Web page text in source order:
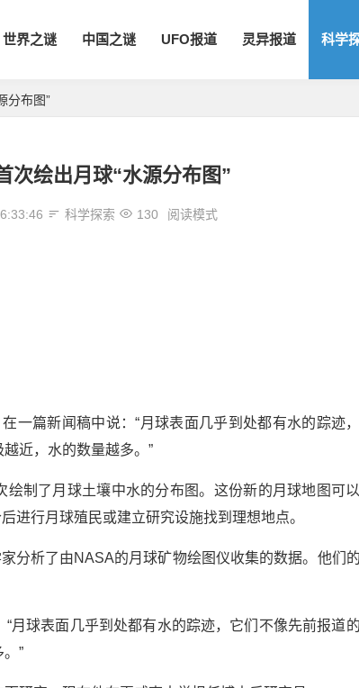
世界之谜 中国之谜 UFO报道 灵异报道 科学
分布图”
次绘出月球“水源分布图”
科学探索 130 阅读模式
一篇新闻稿中说：“月球表面几乎到处都有水的踪迹，
近，水的数量越多。”
绘制了月球土壤中水的分布图。这份新的月球地图可
进行月球殖民或建立研究设施找到理想地点。
分析了由NASA的月球矿物绘图仪收集的数据。他们
月球表面几乎到处都有水的踪迹，它们不像先前报道
”